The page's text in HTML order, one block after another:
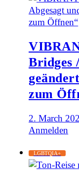
Bridges
zum
2. March
Anmelden
LGBTQIA+